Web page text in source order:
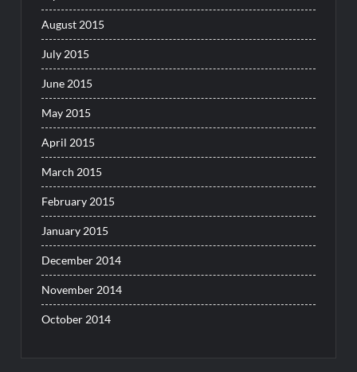
August 2015
July 2015
June 2015
May 2015
April 2015
March 2015
February 2015
January 2015
December 2014
November 2014
October 2014